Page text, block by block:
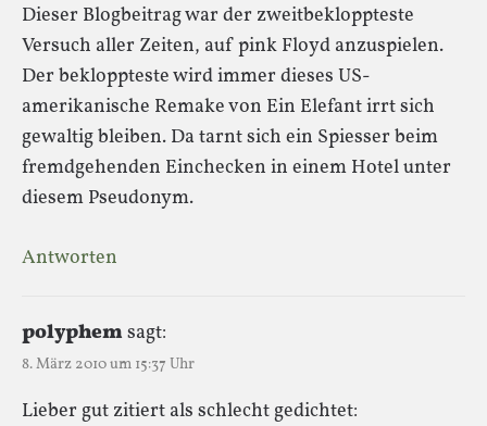
Dieser Blogbeitrag war der zweitbekloppteste
Versuch aller Zeiten, auf pink Floyd anzuspielen.
Der bekloppteste wird immer dieses US-
amerikanische Remake von Ein Elefant irrt sich
gewaltig bleiben. Da tarnt sich ein Spiesser beim
fremdgehenden Einchecken in einem Hotel unter
diesem Pseudonym.
Antworten
polyphemsagt:
8. März 2010 um 15:37 Uhr
Lieber gut zitiert als schlecht gedichtet: